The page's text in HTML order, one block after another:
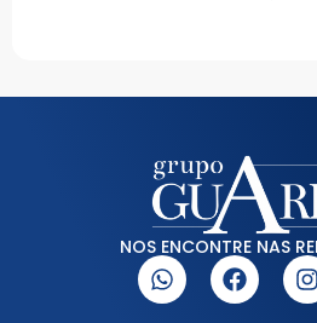
NOS ENCONTRE NAS